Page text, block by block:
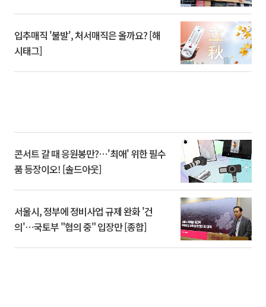
입추매직 '불발', 처서매직은 올까요? [해
시태그]
콘서트 갈 때 응원봉만?⋯'최애' 위한 필수
품 등장이오! [솔드아웃]
서울시, 정부에 정비사업 규제 완화 '건
의'⋯국토부 "협의 중" 입장만 [종합]